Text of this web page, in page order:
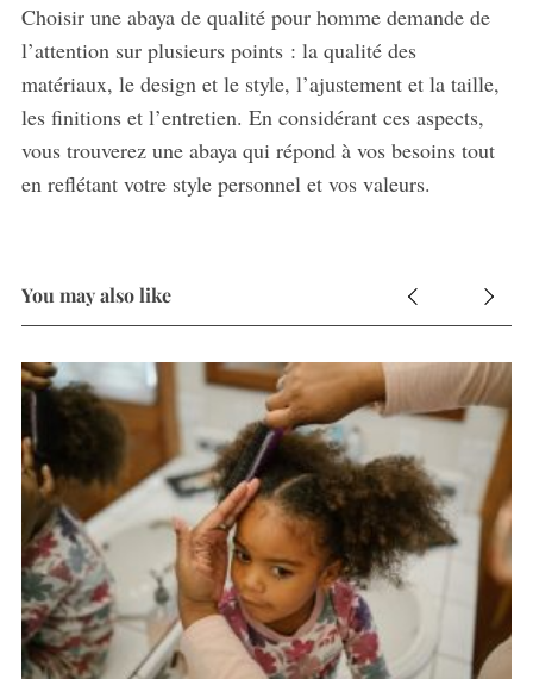
Choisir une abaya de qualité pour homme demande de
l’attention sur plusieurs points : la qualité des
matériaux, le design et le style, l’ajustement et la taille,
les finitions et l’entretien. En considérant ces aspects,
vous trouverez une abaya qui répond à vos besoins tout
en reflétant votre style personnel et vos valeurs.
You may also like
e
a
r
c
h
f
o